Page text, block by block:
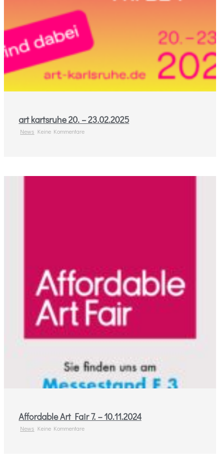
art kartsruhe 20. – 23.02.2025
News Keine Kommentare
Affordable Art Fair 7. – 10.11.2024
News Keine Kommentare